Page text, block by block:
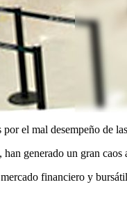
el mal desempeño de
generado un gran
financiero y